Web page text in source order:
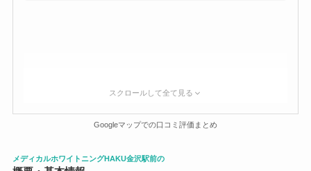
スクロールして全て見る
Googleマップでの口コミ評価まとめ
メディカルホワイトニングHAKU金沢駅前の